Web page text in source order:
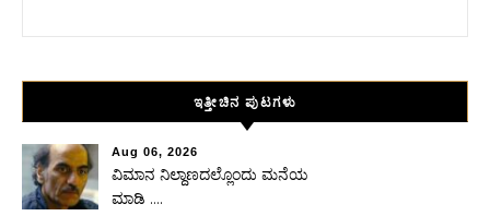
ಇತ್ತೀಚಿನ ಪುಟಗಳು
Aug 06, 2026
ವಿಮಾನ ನಿಲ್ದಾಣದಲ್ಲೊಂದು ಮನೆಯ
ಮಾಡಿ ….